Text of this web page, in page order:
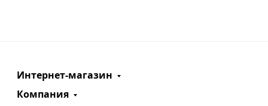
Интернет-магазин
Компания